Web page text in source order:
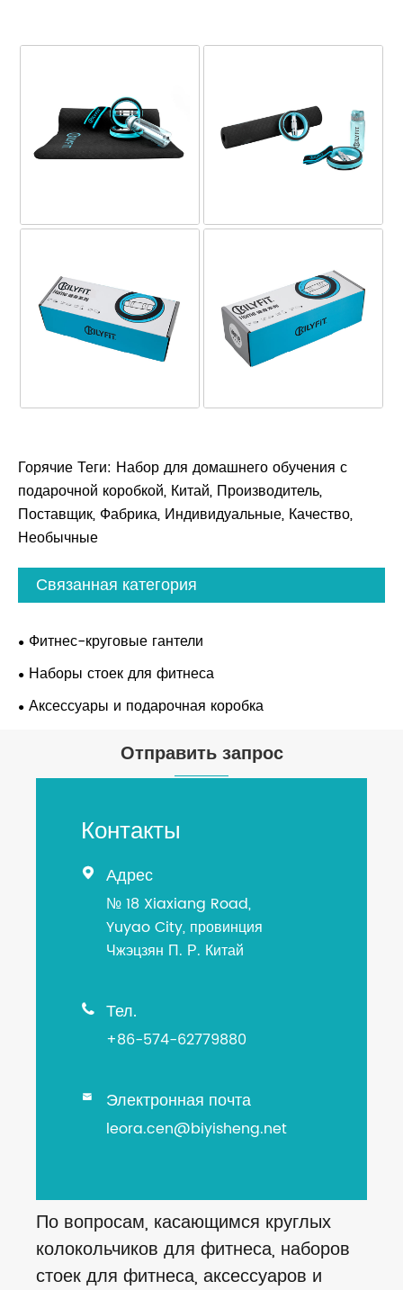
Горячие Теги: Набор для домашнего обучения с
подарочной коробкой, Китай, Производитель,
Поставщик, Фабрика, Индивидуальные, Качество,
Необычные
Связанная категория
Фитнес-круговые гантели
Наборы стоек для фитнеса
Аксессуары и подарочная коробка
Отправить запрос
Контакты
 Адрес
№ 18 Xiaxiang Road,
Yuyao City, провинция
Чжэцзян П. Р. Китай
 Тел.
+86-574-62779880
 Электронная почта
leora.cen@biyisheng.net
По вопросам, касающимся круглых
колокольчиков для фитнеса, наборов
стоек для фитнеса, аксессуаров и